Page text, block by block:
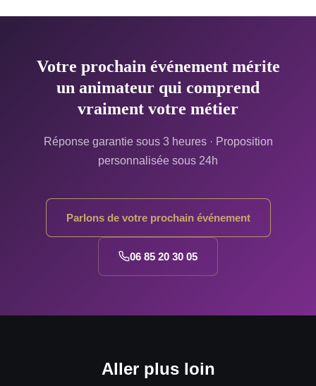
Votre prochain événement mérite
un animateur qui comprend
vraiment votre métier
Réponse garantie sous 3 heures · Proposition
personnalisée sous 24h
Parlons de votre prochain événement
06 85 20 30 05
Aller plus loin